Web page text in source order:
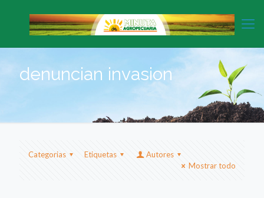
denuncian invasion
Categorias Etiquetas
Autores
Mostrar todo